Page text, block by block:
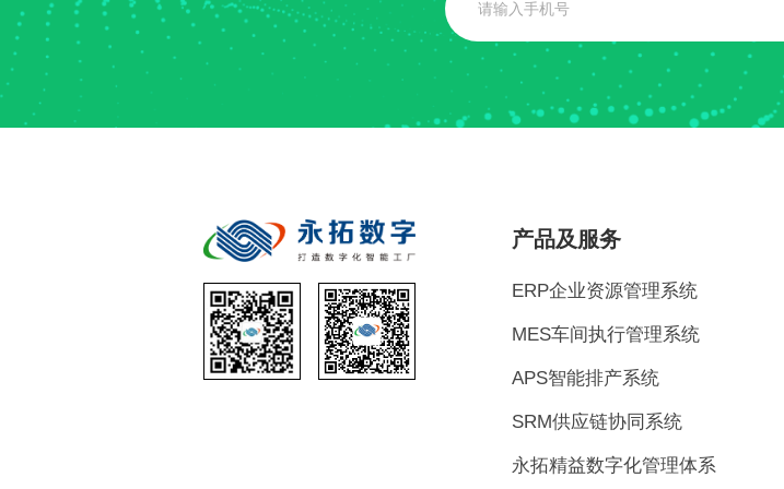
产品及服务
ERP企业资源管理系统
MES车间执行管理系统
APS智能排产系统
SRM供应链协同系统
永拓精益数字化管理体系